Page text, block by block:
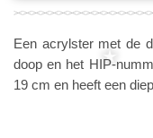
Een acrylster met de
doop en het HIP-
19 cm en heeft een